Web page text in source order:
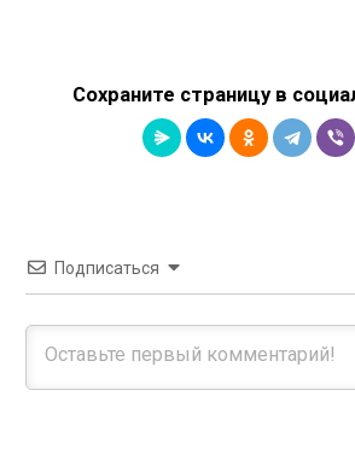
Сохраните страницу в
Подписаться